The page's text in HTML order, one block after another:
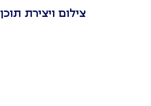
צילום ויצירת תוכן